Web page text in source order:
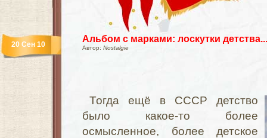
Альбом с марками: лоскутки детства...
Автор: Nostalgie
20 Сен 10
Тогда ещё в СССР детство
было какое-то более
осмысленное, более детское